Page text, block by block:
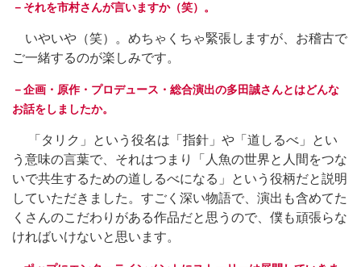
－それを市村さんが言いますか（笑）。
いやいや（笑）。めちゃくちゃ緊張しますが、お稽古で
ご一緒するのが楽しみです。
－企画・原作・プロデュース・総合演出の多田誠さんとはどんな
お話をしましたか。
「タリク」という役名は「指針」や「道しるべ」とい
う意味の言葉で、それはつまり「人魚の世界と人間をつな
いで共生するための道しるべになる」という役柄だと説明
していただきました。すごく深い物語で、演出も含めてた
くさんのこだわりがある作品だと思うので、僕も頑張らな
ければいけないと思います。